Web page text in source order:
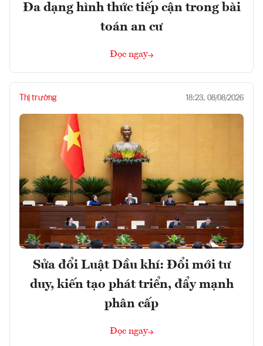
Đa dạng hình thức tiếp cận trong bài
toán an cư
Đọc ngay
Thị trường 18:23, 08/08/2026
Sửa đổi Luật Dầu khí: Đổi mới tư
duy, kiến tạo phát triển, đẩy mạnh
phân cấp
Đọc ngay